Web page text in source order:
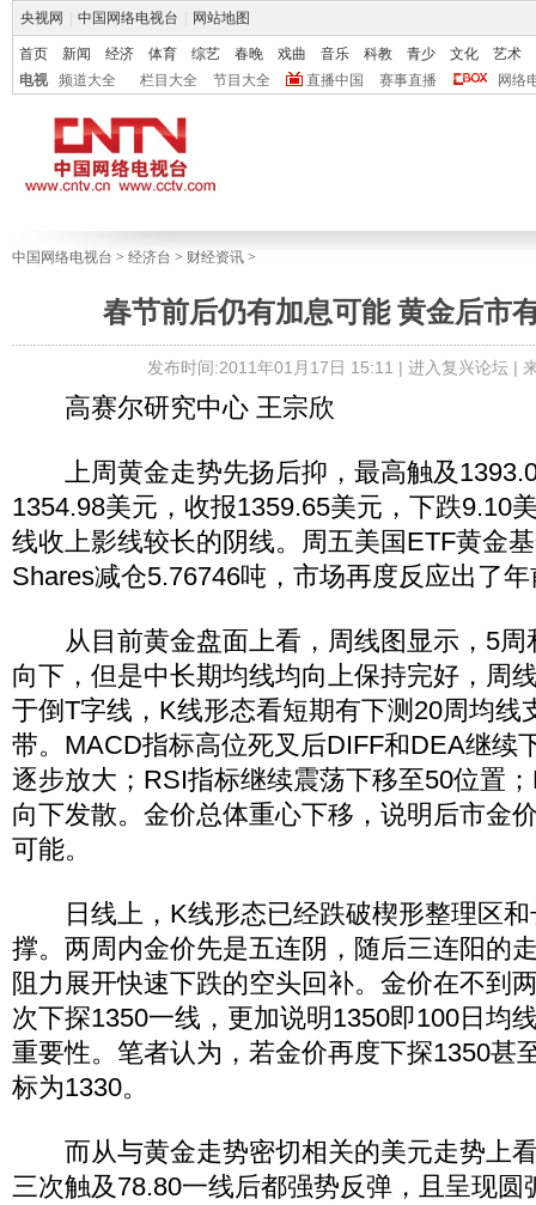
央视网 中国网络电视台 网站地图
首页 新闻 经济 体育 综艺 春晚 戏曲 音乐 科教 青少 文化
艺术
电视
频道大全 栏目大全 节目大全 直播中国 赛事直播 网络
中国网络电视台 > 经济台 > 财经资讯 >
春节前后仍有加息可能 黄金后市
发布时间:2011年01月17日 15:11 | 进入复兴论坛|
高赛尔研究中心 王宗欣
上周黄金走势先扬后抑，最高触及
1354.98美元，收报1359.65美元，下跌9.10
线收上影线较长的阴线。周五美国ETF黄金
Shares减仓5.76746吨，市场再度反应出了
从目前黄金盘面上看，周线图显示，5周
向下，但是中长期均线均向上保持完好，周
于倒T字线，K线形态看短期有下测20周均线
带。MACD指标高位死叉后DIFF和DEA继续
逐步放大；RSI指标继续震荡下移至50位置
向下发散。金价总体重心下移，说明后市金
可能。
日线上，K线形态已经跌破楔形整理区和
撑。两周内金价先是五连阴，随后三连阳的
阻力展开快速下跌的空头回补。金价在不到
次下探1350一线，更加说明1350即100日均
重要性。笔者认为，若金价再度下探1350甚
标为1330。
而从与黄金走势密切相关的美元走势上
三次触及78.80一线后都强势反弹，且呈现圆